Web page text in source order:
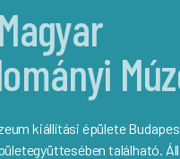
kiállítási épülete
található.